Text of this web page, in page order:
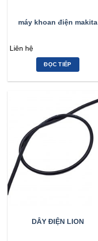
máy khoan điện makita
Liên hệ
ĐỌC TIẾP
DÂY ĐIỆN LION